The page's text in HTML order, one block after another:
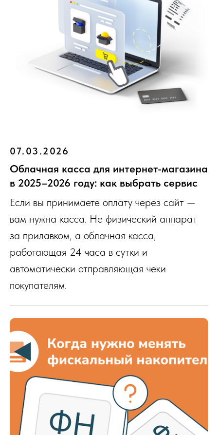
07.03.2026
Облачная касса для интернет-магазина
в 2025–2026 году: как выбрать сервис
Если вы принимаете оплату через сайт —
вам нужна касса. Не физический аппарат
за прилавком, а облачная касса,
работающая 24 часа в сутки и
автоматически отправляющая чеки
покупателям.